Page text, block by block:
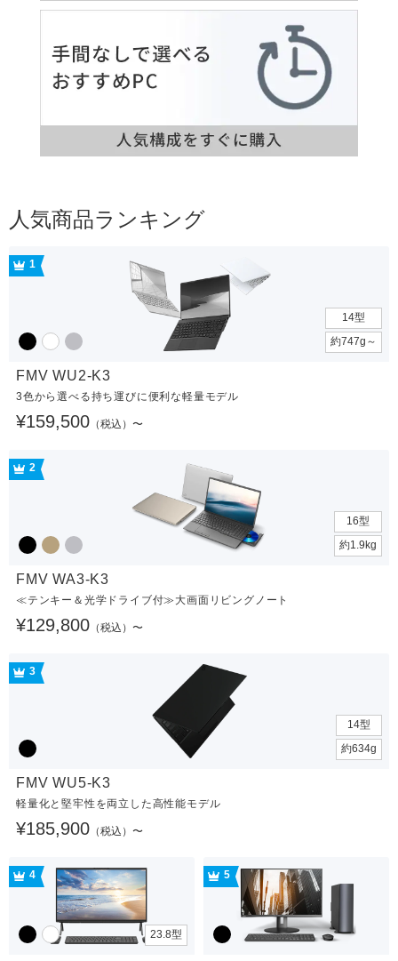
人気商品ランキング
1
14型
約747g～
FMV WU2-K3
3色から選べる持ち運びに便利な軽量モデル
¥159,500 （税込）〜
2
16型
約1.9kg
FMV WA3-K3
≪テンキー＆光学ドライブ付≫大画面リビングノート
¥129,800 （税込）〜
3
14型
約634g
FMV WU5-K3
軽量化と堅牢性を両立した高性能モデル
¥185,900 （税込）〜
4
23.8型
5